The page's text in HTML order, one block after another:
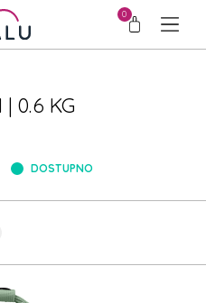
0
| 0.6 KG
DOSTUPNO